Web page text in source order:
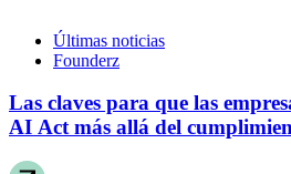
Últimas noticias
Founderz
Las claves para que las
AI Act más allá del